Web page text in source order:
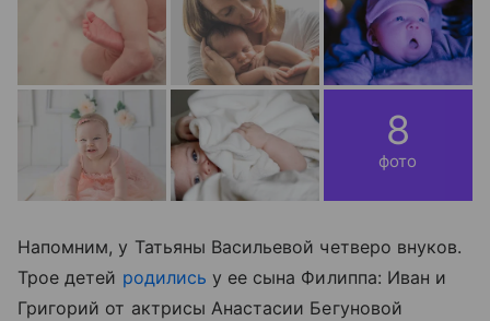
8
фото
Напомним, у Татьяны Васильевой четверо внуков.
Трое детей родились у ее сына Филиппа: Иван и
Григорий от актрисы Анастасии Бегуновой